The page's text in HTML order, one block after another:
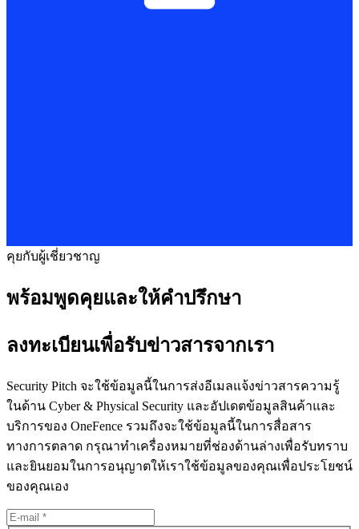
คุยกับผู้เชี่ยวชาญ
พร้อมพูดคุยและให้คำปรึกษา
ลงทะเบียนเพื่อรับข่าวสารจากเรา
Security Pitch จะใช้ข้อมูลนี้ในการส่งอีเมลแจ้งข่าวสารความรู้
ในด้าน Cyber & Physical Security และอัปเดตข้อมูลสินค้าและ
บริการของ OneFence รวมถึงจะใช้ข้อมูลนี้ในการสื่อสาร
ทางการตลาด กรุณาทำเครื่องหมายที่ช่องด้านล่างเพื่อรับทราบ
และยินยอมในการอนุญาตให้เราใช้ข้อมูลของคุณเพื่อประโยชน์
ของคุณเอง